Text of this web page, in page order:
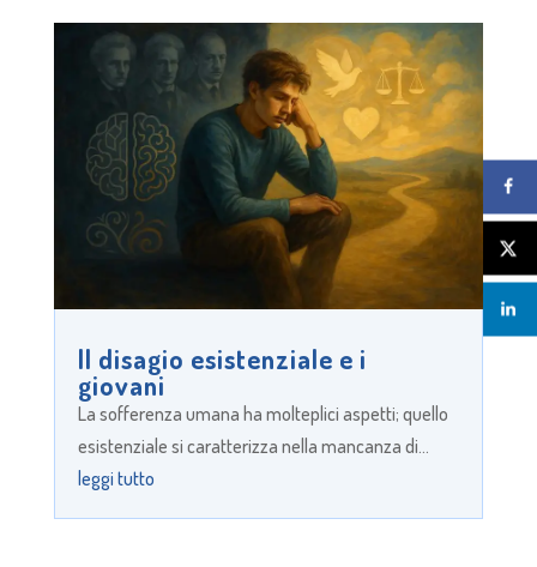
Il disagio esistenziale e i
giovani
La sofferenza umana ha molteplici aspetti; quello
esistenziale si caratterizza nella mancanza di...
leggi tutto